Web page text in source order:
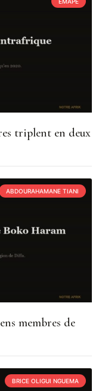
triplent en deux
ABDOURAHAMANE TIANI
membres de
BRICE OLIGUI NGUEMA